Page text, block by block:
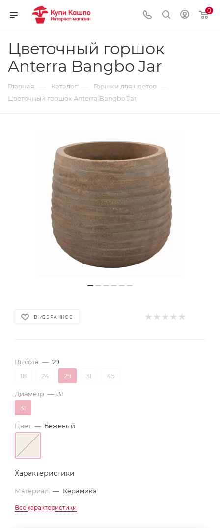
0
Цветочный горшок
Anterra Bangbo Jar
Главная — Каталог — Горшки для цветов —
Цветочный горшок Anterra Bangbo Jar
В ИЗБРАННОЕ
Высота — 29
18
24 29 31 45
Диаметр — 31
31
Цвет — Бежевый
Характеристики
Материал — Керамика
Все характеристики